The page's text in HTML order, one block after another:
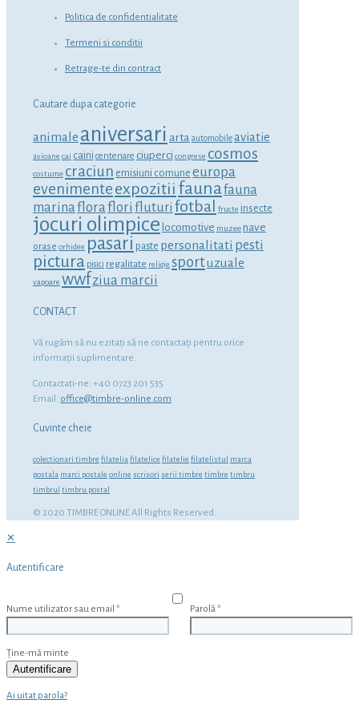
Politica de confidentialitate
Termeni si conditii
Retrage-te din contract
Cautare dupa categorie
animale aniversari arta automobile aviatie
avioane cai caini centenare ciuperci congrese cosmos
costume craciun emisiuni comune europa
evenimenteexpozitii faunafauna
marinafloraflori fluturi fotbal fructe insecte
jocuri olimpice locomotive muzeenave
orase orhidee pasari paste personalitati pesti
pictura pisici regalitate religie sportuzuale
vapoare wwfziua marcii
CONTACT
Vă rugăm să nu ezitaţi să ne contactaţi pentru orice
informaţii suplimentare.
Contactati-ne: +40 0723 201 535
Email: office@timbre-online.com
Cuvinte cheie
colectionari timbre filatelia filatelice filatelie filatelistul marca
postala marci postale online scrisori serii timbre timbre timbru
timbrul timbru postal
© 2020 TIMBRE ONLINE All Rights Reserved.
✕
Autentificare
Nume utilizator sau email * Parolă*
Ține-mă minte
Autentificare
Ai uitat parola?